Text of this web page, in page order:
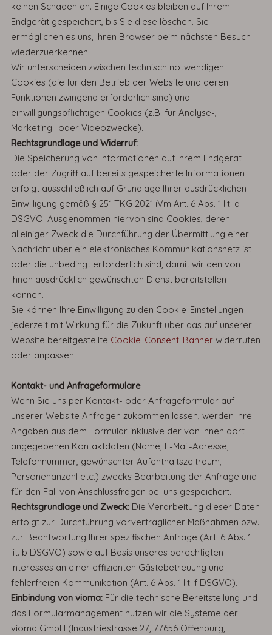
keinen Schaden an. Einige Cookies bleiben auf Ihrem
Endgerät gespeichert, bis Sie diese löschen. Sie
ermöglichen es uns, Ihren Browser beim nächsten Besuch
wiederzuerkennen.
Wir unterscheiden zwischen technisch notwendigen
Cookies (die für den Betrieb der Website und deren
Funktionen zwingend erforderlich sind) und
einwilligungspflichtigen Cookies (z.B. für Analyse-,
Marketing- oder Videozwecke).
Rechtsgrundlage und Widerruf:
Die Speicherung von Informationen auf Ihrem Endgerät
oder der Zugriff auf bereits gespeicherte Informationen
erfolgt ausschließlich auf Grundlage Ihrer ausdrücklichen
Einwilligung gemäß § 251 TKG 2021 iVm Art. 6 Abs. 1 lit. a
DSGVO. Ausgenommen hiervon sind Cookies, deren
alleiniger Zweck die Durchführung der Übermittlung einer
Nachricht über ein elektronisches Kommunikationsnetz ist
oder die unbedingt erforderlich sind, damit wir den von
Ihnen ausdrücklich gewünschten Dienst bereitstellen
können.
Sie können Ihre Einwilligung zu den Cookie-Einstellungen
jederzeit mit Wirkung für die Zukunft über das auf unserer
Website bereitgestellte Cookie-Consent-Banner widerrufen
oder anpassen.
Kontakt- und Anfrageformulare
Wenn Sie uns per Kontakt- oder Anfrageformular auf
unserer Website Anfragen zukommen lassen, werden Ihre
Angaben aus dem Formular inklusive der von Ihnen dort
angegebenen Kontaktdaten (Name, E-Mail-Adresse,
Telefonnummer, gewünschter Aufenthaltszeitraum,
Personenanzahl etc.) zwecks Bearbeitung der Anfrage und
für den Fall von Anschlussfragen bei uns gespeichert.
Rechtsgrundlage und Zweck: Die Verarbeitung dieser Daten
erfolgt zur Durchführung vorvertraglicher Maßnahmen bzw.
zur Beantwortung Ihrer spezifischen Anfrage (Art. 6 Abs. 1
lit. b DSGVO) sowie auf Basis unseres berechtigten
Interesses an einer effizienten Gästebetreuung und
fehlerfreien Kommunikation (Art. 6 Abs. 1 lit. f DSGVO).
Einbindung von vioma: Für die technische Bereitstellung und
das Formularmanagement nutzen wir die Systeme der
vioma GmbH (Industriestrasse 27, 77656 Offenburg,